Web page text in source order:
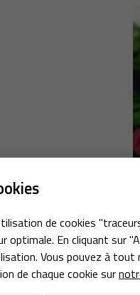
de cookies
optimale. En cliquant sur
Vous pouvez à
de chaque cookie sur